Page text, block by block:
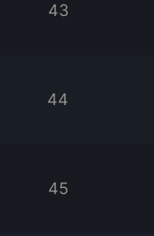
43
44
45